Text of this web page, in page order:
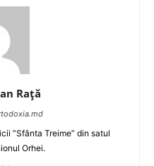
Raţă
”Sfânta Treime” din satul
Orhei.